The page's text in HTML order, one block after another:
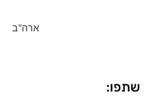
ארה"ב
שתפו: